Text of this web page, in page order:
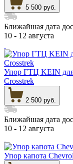
5 500 руб.
Ближайшая дата
10 - 12 августа
Упор ГТЦ KEIN для
Crosstrek
2 500 руб.
Ближайшая дата
10 - 12 августа
Упор капота